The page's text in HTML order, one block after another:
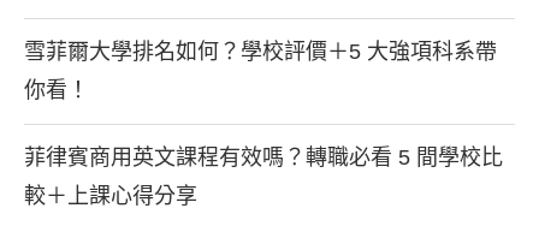
雪菲爾大學排名如何？學校評價＋5 大強項科系帶
你看！
菲律賓商用英文課程有效嗎？轉職必看 5 間學校比
較＋上課心得分享